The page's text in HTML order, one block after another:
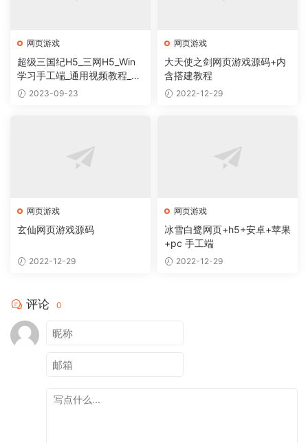
网页游戏
超级三国纪H5_三网H5_Win
学习手工端_通用视频教程_G
M充值物品后台
2023-09-23
网页游戏
大天使之剑网页游戏源码+内
含搭建教程
2022-12-29
网页游戏
玄仙网页游戏源码
2022-12-29
网页游戏
冰雪白鹭网页+h5+安卓+苹果
+pc 手工端
2022-12-29
评论 0